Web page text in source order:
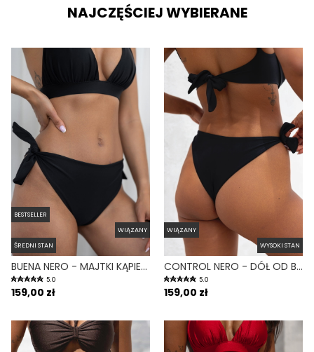
NAJCZĘŚCIEJ WYBIERANE
BESTSELLER
WIĄZANY
ŚREDNI STAN
BUENA NERO - MAJTKI KĄPIELOWE WIĄZANE CZARNY
5.0
159,00 zł
WIĄZANY
WYSOKI STAN
CONTROL NERO - DÓŁ OD BIKINI WYSOKI STAN WIĄZANY WYCIĘTY CZARNY
5.0
159,00 zł